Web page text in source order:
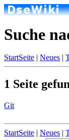
Suche
StartSeite | Neues |
1 Seite
Git
StartSeite | Neues |